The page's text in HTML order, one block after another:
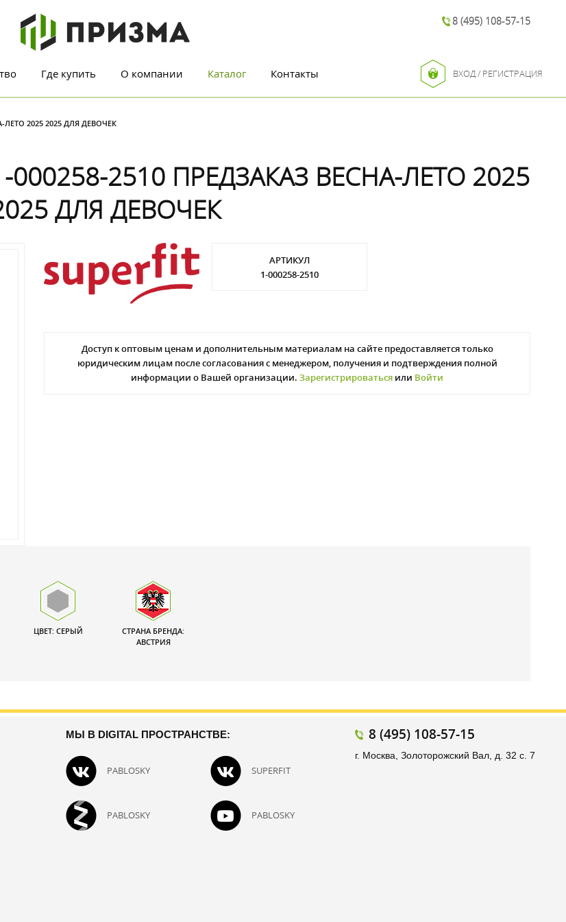
8 (495) 108-57-15
Где купить О компании Каталог Контакты ВХОД / РЕГИСТРАЦИЯ
ЛЕТО 2025 2025 ДЛЯ ДЕВОЧЕК
000258-2510 ПРЕДЗАКАЗ ВЕСНА-ЛЕТО 2025
ДЛЯ ДЕВОЧЕК
АРТИКУЛ
1-000258-2510
Доступ к оптовым ценам и дополнительным материалам на сайте предоставляется только
юридическим лицам после согласования с менеджером, получения и подтверждения полной
информации о Вашей организации. Зарегистрироваться или Войти
ЦВЕТ: СЕРЫЙ
СТРАНА БРЕНДА:
АВСТРИЯ
МЫ В DIGITAL ПРОСТРАНСТВЕ:
PABLOSKY SUPERFIT
PABLOSKY PABLOSKY
8 (495) 108-57-15
г. Москва, Золоторожский Вал, д. 32 с. 7